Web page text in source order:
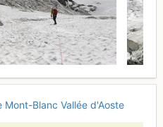
Mont-Blanc Vallée d'Aoste